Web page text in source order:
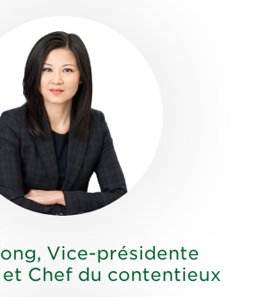
Vice-présidente
Chef du contentieux